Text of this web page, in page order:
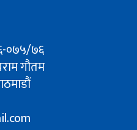
०७५/७६
गौतम